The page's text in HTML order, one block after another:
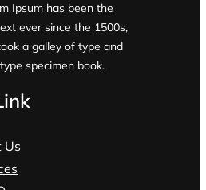
Ipsum has been the
ever since the 1500s,
a galley of type and
specimen book.
Us